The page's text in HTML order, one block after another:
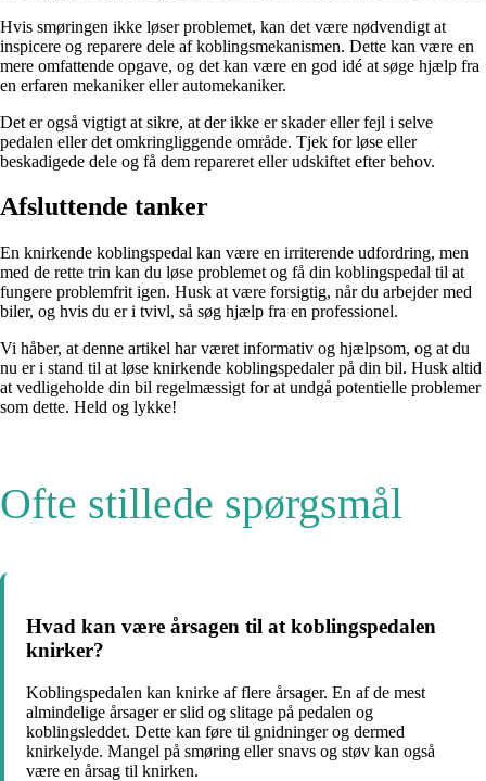
Hvis smøringen ikke løser problemet, kan det være nødvendigt at
inspicere og reparere dele af koblingsmekanismen. Dette kan være en
mere omfattende opgave, og det kan være en god idé at søge hjælp fra
en erfaren mekaniker eller automekaniker.
Det er også vigtigt at sikre, at der ikke er skader eller fejl i selve
pedalen eller det omkringliggende område. Tjek for løse eller
beskadigede dele og få dem repareret eller udskiftet efter behov.
Afsluttende tanker
En knirkende koblingspedal kan være en irriterende udfordring, men
med de rette trin kan du løse problemet og få din koblingspedal til at
fungere problemfrit igen. Husk at være forsigtig, når du arbejder med
biler, og hvis du er i tvivl, så søg hjælp fra en professionel.
Vi håber, at denne artikel har været informativ og hjælpsom, og at du
nu er i stand til at løse knirkende koblingspedaler på din bil. Husk altid
at vedligeholde din bil regelmæssigt for at undgå potentielle problemer
som dette. Held og lykke!
Ofte stillede spørgsmål
Hvad kan være årsagen til at koblingspedalen
knirker?
Koblingspedalen kan knirke af flere årsager. En af de mest
almindelige årsager er slid og slitage på pedalen og
koblingsleddet. Dette kan føre til gnidninger og dermed
knirkelyde. Mangel på smøring eller snavs og støv kan også
være en årsag til knirken.